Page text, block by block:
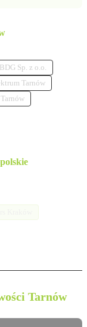
Sp. z o.o.
Tarnów
Tarnów